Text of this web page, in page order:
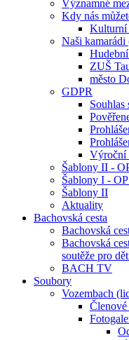
Významné
Kdy nás
Kulturní
Naši kamarádi
ZUŠ
město
GDPR
Souhlas
Výroční
Šablony II -
Šablony I -
Šablony II
Aktuality
Bachovská cesta
Bachovská
Bachovská
soutěže pro
BACH TV
Soubory
Vozembach
Členové